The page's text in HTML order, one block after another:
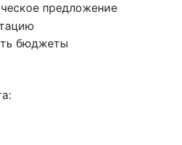
предложение
бюджеты